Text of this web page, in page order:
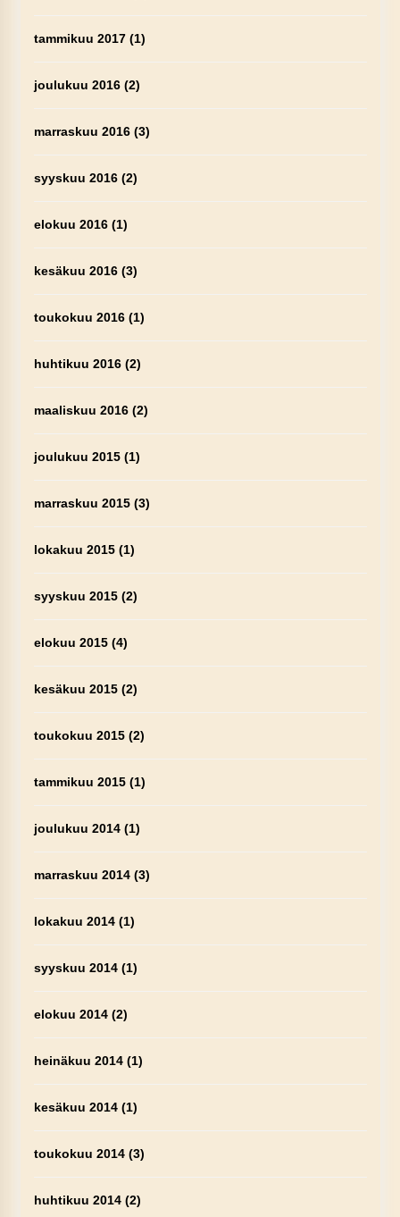
tammikuu 2017(1)
joulukuu 2016(2)
marraskuu 2016(3)
syyskuu 2016(2)
elokuu 2016(1)
kesäkuu 2016(3)
toukokuu 2016(1)
huhtikuu 2016(2)
maaliskuu 2016(2)
joulukuu 2015(1)
marraskuu 2015(3)
lokakuu 2015(1)
syyskuu 2015(2)
elokuu 2015(4)
kesäkuu 2015(2)
toukokuu 2015(2)
tammikuu 2015(1)
joulukuu 2014(1)
marraskuu 2014(3)
lokakuu 2014(1)
syyskuu 2014(1)
elokuu 2014(2)
heinäkuu 2014(1)
kesäkuu 2014(1)
toukokuu 2014(3)
huhtikuu 2014(2)